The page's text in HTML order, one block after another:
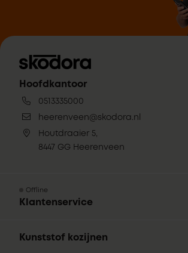
Hoofdkantoor
0513335000
heerenveen@skodora.nl
Houtdraaier 5,
8447 GG Heerenveen
Offline
Klantenservice
Kunststof kozijnen